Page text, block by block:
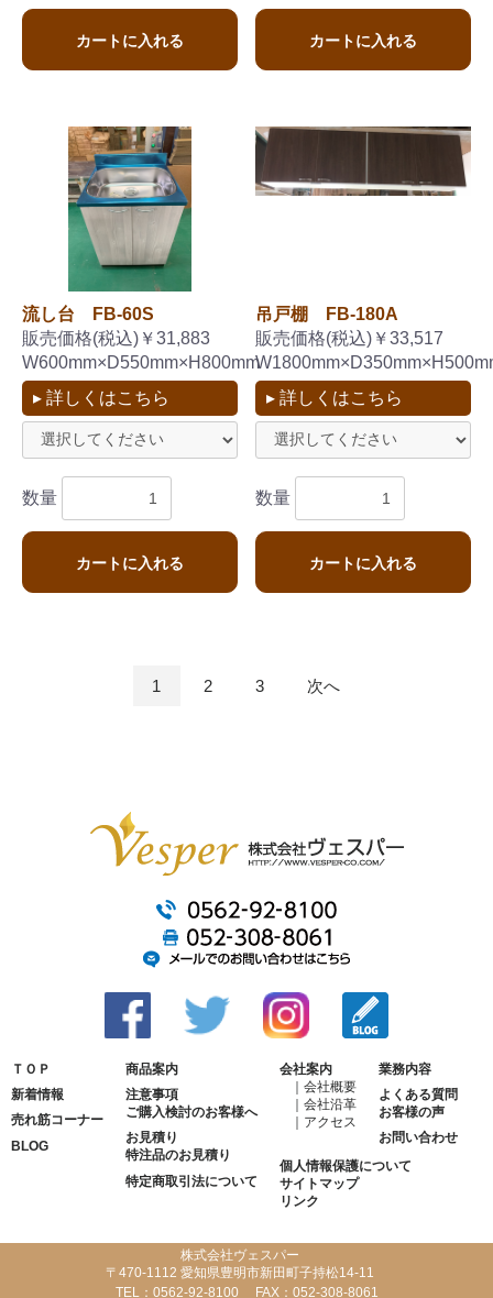
カートに入れる カートに入れる
流し台 FB-60S
販売価格(税込)￥31,883
W600mm×D550mm×H800mm
▸ 詳しくはこちら
数量
カートに入れる
吊戸棚 FB-180A
販売価格(税込)￥33,517
▸ 詳しくはこちら
数量
カートに入れる
1 2 3 次へ
ＴＯＰ
新着情報
売れ筋コーナー
BLOG
商品案内
注意事項
ご購入検討のお客様へ
お見積り
特注品のお見積り
特定商取引法について
会社案内
会社概要
会社沿革
アクセス
業務内容
よくある質問
お客様の声
お問い合わせ
個人情報保護について
サイトマップ
リンク
株式会社ヴェスパー
〒470-1112 愛知県豊明市新田町子持松14-11
TEL： 0562-92-8100 FAX： 052-308-8061